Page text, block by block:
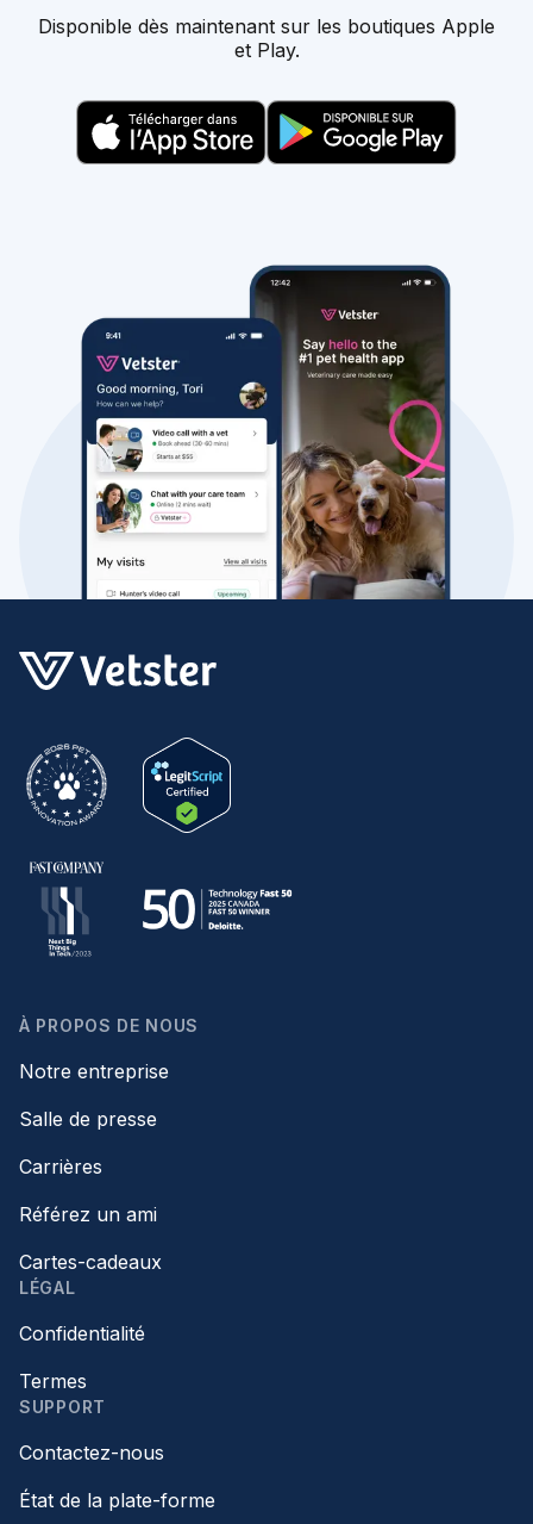
Disponible dès maintenant sur les boutiques Apple
et Play.
À PROPOS DE NOUS
Notre entreprise
Salle de presse
Carrières
Référez un ami
Cartes-cadeaux
LÉGAL
Confidentialité
Termes
SUPPORT
Contactez-nous
État de la plate-forme